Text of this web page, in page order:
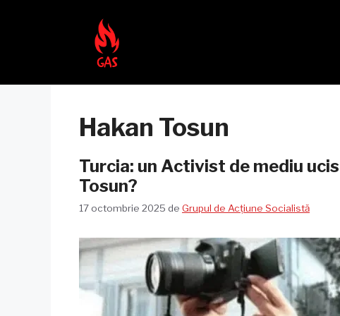
Hakan Tosun
Turcia: un Activist de mediu
Tosun?
17 octombrie 2025 de Grupul de Acțiune Socialistă